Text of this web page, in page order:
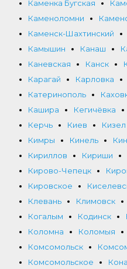
Каменка Бугская
Каменоломни
Каменск-Шахтинский
Камышин
Канаш
Каневская
Канск
Карагай
Карловка
Катеринополь
Кашира
Кегичёвка
Керчь
Киев Кизел
Кимры
Кинель
Кириллов
Кириши
Кирово-Чепецк
Кировское
Клевань
Климовск
Когалым
Кодинск
Коломна
Коломыя
Комсомольск
Комсомольское